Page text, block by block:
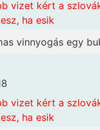
vizet kért a
ha esik
vinnyogás egy
vizet kért a
ha esik